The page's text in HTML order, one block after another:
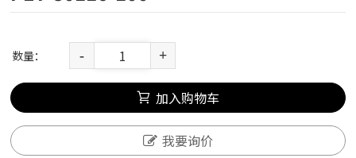
数量： - +
加入购物车
我要询价